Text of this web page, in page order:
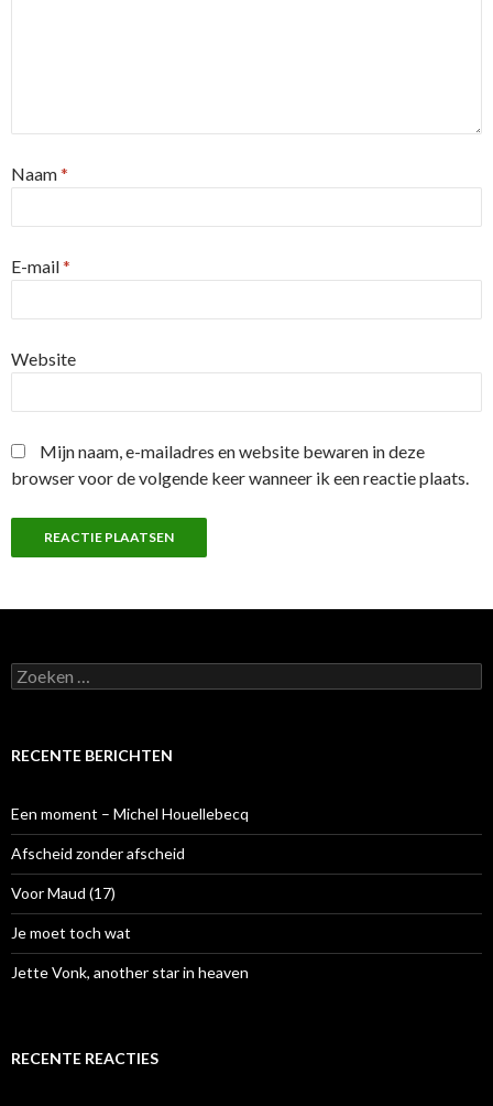
Naam*
E-mail*
Website
Mijn naam, e-mailadres en website bewaren in deze
browser voor de volgende keer wanneer ik een reactie plaats.
Z
o
e
a
a
r
:
RECENTE BERICHTEN
Een moment – Michel Houellebecq
Afscheid zonder afscheid
Voor Maud (17)
Je moet toch wat
Jette Vonk, another star in heaven
RECENTE REACTIES